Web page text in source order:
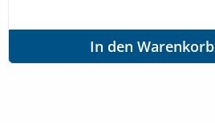
In den Warenkorb